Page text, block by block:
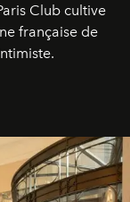
Club cultive
française de